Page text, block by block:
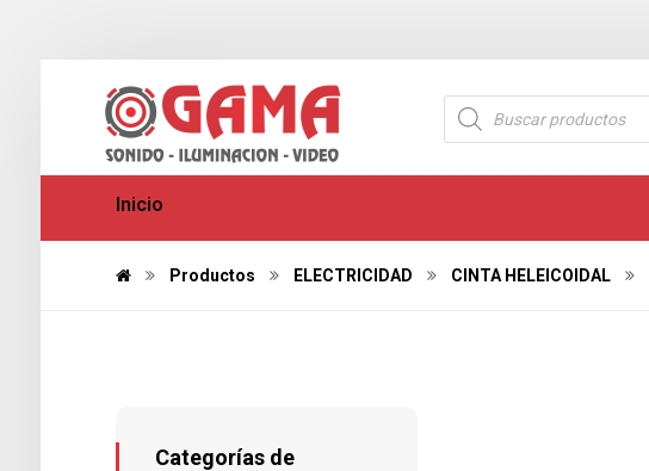
Inicio
Productos ELECTRICIDAD CINTA HELEICOIDAL
Categorías de